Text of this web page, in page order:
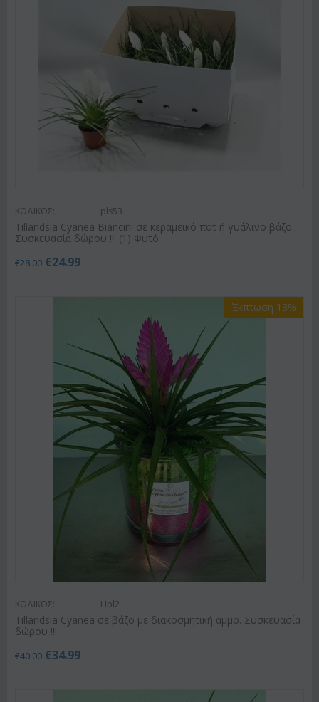
ΚΩΔΙΚΟΣ: pls53
Tillandsia Cyanea Biancini σε κεραμεικό ποτ ή γυάλινο βάζο .
Συσκευασία δώρου !!! (1) Φυτό
€28.00 €24.99
Έκπτωση 13%
ΚΩΔΙΚΟΣ: Hpl2
Tillandsia Cyanea σε βάζο με διακοσμητική άμμο. Συσκευασία
δώρου !!!
€40.00 €34.99